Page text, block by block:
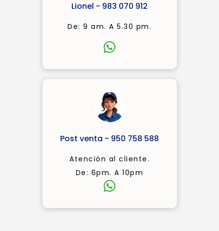
Lionel - 983 070 912
De: 9 am. A 5.30 pm.
Post venta - 950 758 588
Atención al cliente.
De: 6pm. A 10pm